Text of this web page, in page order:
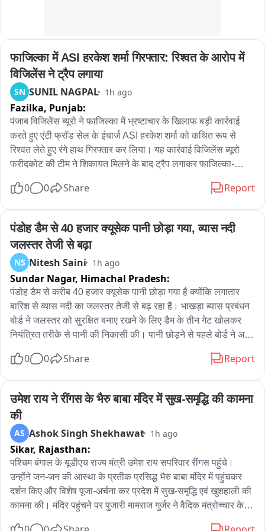
फाजिल्का में ASI हरकेश शर्मा गिरफ्तार: रिश्वत के आरोप में
विजिलेंस ने ट्रैप लगाया
SN SUNIL NAGPAL 1h ago
Fazilka, Punjab:
पंजाब विजिलेंस ब्यूरो ने फाजिल्का में भ्रष्टाचार के खिलाफ बड़ी कार्रवाई
करते हुए एंटी फ्रॉड सेल के इंचार्ज ASI हरकेश शर्मा को कथित रूप से
रिश्वत लेते हुए रंगे हाथ गिरफ्तार कर लिया। यह कार्रवाई विजिलेंस ब्यूरो
फरीदकोट की टीम ने शिकायत मिलने के बाद ट्रैप लगाकर फाजिल्का-
पास दो पक्षों के बीच करीब 11-12 लाख रुपये के लेनदेन का मामला पहुंचा
और मामला उनके पक्ष में निपटाने का भरोसा देकर रिश्वत की मांग की। जब
रिश्वत की रकम देने का समय आया तो संबंधित पक्ष ने विजिलेंस ब्यूरो
फरीदकोट को शिकायत दे दी। शिकायत के आधार पर विजिलेंस टीम ने
योजनाबद्ध तरीके से ट्रैप लगाया और आरोपी ASI को कथित तौर पर 40
हजार की रिश्वत लेते हुए रंगे हाथ गिरफ्तार कर लिया। गिरफ्तारी के बाद
विजिलेंस टीम आरोपी को फाजिल्का स्थित एसएसपी कार्यालय की दूसरी
मंजिल पर बने एंटी फ्रॉड सेल कार्यालय लेकर पहुंची, जहां आवश्यक कार्रवाई
पूरी की गई। इसके बाद उसे आगे की कानूनी कार्रवाई के लिए फरीदकोट ले
जाया गया। फिलहाल विजिलेंस ब्यूरो पूरे मामले की जांच कर रहा है और
जारी है।
0 0 Share Report
पंडोह डैम से 40 हजार क्यूसेक पानी छोड़ा गया, व्यास नदी
जलस्तर तेजी से बढ़ा
NS Nitesh Saini 1h ago
Sundar Nagar, Himachal Pradesh:
पंडोह डैम से करीब 40 हजार क्यूसेक पानी छोड़ा गया है क्योंकि लगातार
बारिश से व्यास नदी का जलस्तर तेजी से बढ़ रहा है। भाखड़ा ब्यास प्रबंधन
बोर्ड ने जलस्तर को सुरक्षित बनाए रखने के लिए डैम के तीन गेट खोलकर
नियंत्रित तरीके से पानी की निकासी की। पानी छोड़ने से पहले बोर्ड ने अर्ली
किया और व्यास नदी के किनारे रहने वाले लोगों से नदी के समीप न जाने और
बढ़ने के कारण पानी की आवक बढ़ रही है; आवश्यकतानुसार आगे भी पानी
छोड़ा जा सकता है। लोगों से आग्रह है कि नदी के किनारे न जाएं, बच्चों को
पानी के आसपास न जाने दें और सुरक्षा निर्देशों का पालन करें।
0 0 Share Report
उमेश राय ने रींगस के भैरु बाबा मंदिर में सुख-समृद्धि की कामना
की
AS Ashok Singh Shekhawat 1h ago
Sikar, Rajasthan:
पश्चिम बंगाल के यूडीएच राज्य मंत्री उमेश राय सपरिवार रींगस पहुंचे।
उन्होंने जन-जन की आस्था के प्रतीक प्रसिद्ध भैरु बाबा मंदिर में पहुंचकर
दर्शन किए और विशेष पूजा-अर्चना कर प्रदेश में सुख-समृद्धि एवं खुशहाली की
कामना की। मंदिर पहुंचने पर पुजारी मामराज गुर्जर ने वैदिक मंत्रोच्चार के